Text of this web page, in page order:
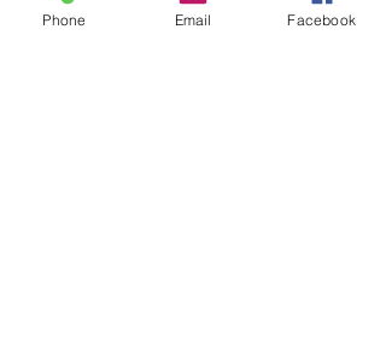
Phone Email Facebook